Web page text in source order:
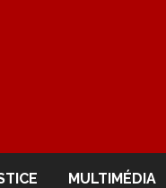
MULTIMÉDIA